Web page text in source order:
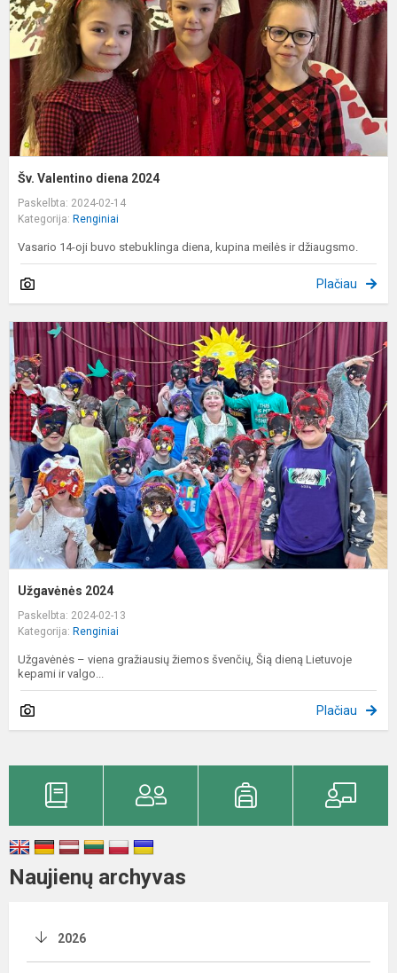
Šv. Valentino diena 2024
Paskelbta: 2024-02-14
Kategorija: Renginiai
Vasario 14-oji buvo stebuklinga diena, kupina meilės ir džiaugsmo.
Plačiau
Užgavėnės 2024
Paskelbta: 2024-02-13
Kategorija: Renginiai
Užgavėnės – viena gražiausių žiemos švenčių, Šią dieną Lietuvoje
kepami ir valgo...
Plačiau
Naujienų archyvas
2026